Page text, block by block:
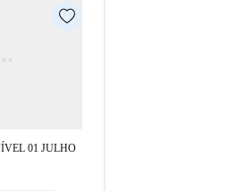
01 JULHO